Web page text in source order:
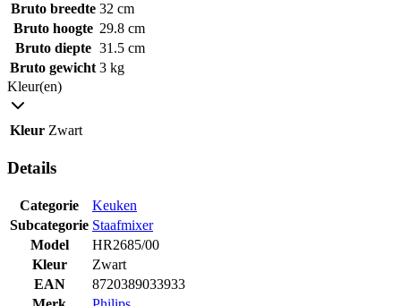
Bruto breedte 32 cm
Bruto hoogte 29.8 cm
Bruto diepte 31.5 cm
Bruto gewicht 3 kg
Kleur(en)
Kleur Zwart
Details
Categorie
Keuken
Subcategorie Staafmixer
Model
HR2685/00
Kleur
Zwart
EAN
8720389033933